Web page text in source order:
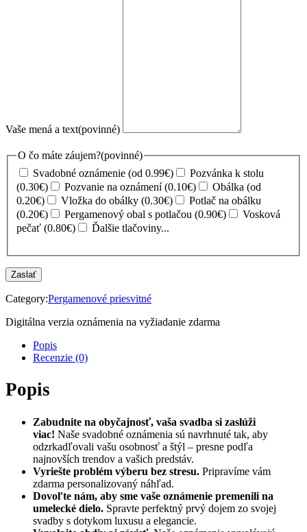
Vaše mená a text(povinné)
O čo máte záujem?(povinné)
Svadobné oznámenie (od 0.99€)
Pozvánka k stolu
(0.30€)
Pozvanie na oznámení (0.10€)
Obálka (od
0.20€)
Vložka do obálky (0.30€)
Potlač na obálku
(0.20€)
Pergamenový obal s potlačou (0.90€)
Vosková
pečať (0.80€)
Ďalšie tlačoviny...
Zaslať
Category:Pergamenové priesvitné
Digitálna verzia oznámenia na vyžiadanie zdarma
Popis
Recenzie (0)
Popis
Zabudnite na obyčajnosť, vaša svadba si zaslúži
viac! Naše svadobné oznámenia sú navrhnuté tak, aby
odzrkadľovali vašu osobnosť a štýl – presne podľa
najnovších trendov a vašich predstáv.
Vyriešte problém výberu bez stresu. Pripravíme vám
zdarma personalizovaný náhľad.
Dovoľte nám, aby sme vaše oznámenie premenili na
umelecké dielo. Spravte perfektný prvý dojem zo svojej
svadby s dotykom luxusu a elegancie.